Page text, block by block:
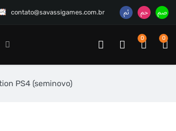
contato@savassigames.com.br
0
0
PS4 (seminovo)